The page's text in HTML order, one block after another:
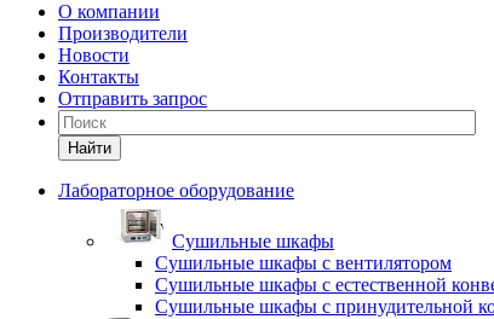
О компании
Производители
Новости
Контакты
Отправить запрос
Найти
Лабораторное оборудование
Cушильные шкафы
Сушильные шкафы с вентилятором
Сушильные шкафы с естественной
Сушильные шкафы с принудительной